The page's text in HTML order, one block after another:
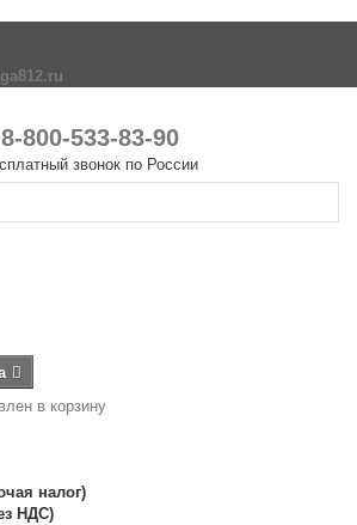
8-800-533-83-90
звонок по России
в корзину
налог)
НДС)